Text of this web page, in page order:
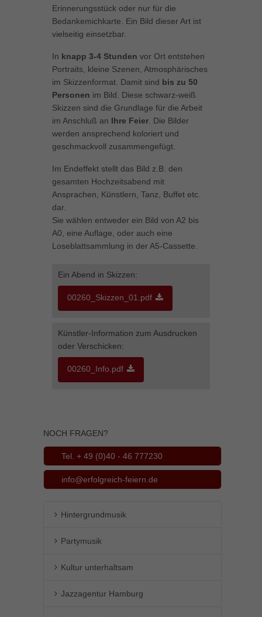
Erinnerungsstück oder nur für die
Bedankemichkarte. Ein Bild dieser Art ist
vielseitig einsetzbar.
In knapp 3-4 Stunden vor Ort entstehen
Portraits, kleine Szenen, Atmosphärisches
im Skizzenformat. Damit sind bis zu 50
Personen im Bild. Diese schwarz-weiß
Skizzen sind die Grundlage für die Arbeit
im Anschluß an Ihre Feier . Die Bilder
werden ansprechend koloriert und
geschmackvoll zusammengefügt.
Im Endeffekt stellt das Bild z.B. den
gesamten Hochzeitsabend mit
Ansprachen, Künstlern, Tanz, Buffet etc.
dar.
Sie wählen entweder ein Bild von A2 bis
A0, eine Auflage, oder auch eine
Loseblattsammlung in der A5-Cassette.
Ein Abend in Skizzen:
00260_Skizzen_01.pdf
Künstler-Information zum Ausdrucken
oder Verschicken:
00260_Info.pdf
NOCH FRAGEN?
Tel. + 49 (0)40 - 46 777230
info@erfolgreich-feiern.de
Hintergrundmusik
Partymusik
Kultur unterhaltsam
Jazzagentur Hamburg
können Ihre Einwilligung zu ganzen Kategorien geben oder sich
weitere Informationen anzeigen lassen und so nur bestimmte
Cookies auswählen.
Alle akzeptieren Speichern
Zurück
Datenschutzeinstellungen
Essenziell (1)
Essenzielle Cookies ermöglichen grundlegende Funktionen und sind für
die einwandfreie Funktion der Website erforderlich.
Cookie-Informationen anzeigen
Marketing (1)
Marketing-Cookies werden von Drittanbietern oder Publishern verwendet,
um personalisierte Werbung anzuzeigen. Sie tun dies, indem sie
Cookie-Informationen anzeigen
Inhalte von Videoplattformen und Social-Media-Plattformen werden
standardmäßig blockiert. Wenn Cookies von externen Medien akzeptiert
werden, bedarf der Zugriff auf diese Inhalte keiner manuellen Einwilligung